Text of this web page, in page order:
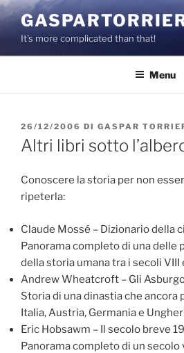
Salta
al
contenuto
It's more complicated than that!
Menu
PUBBLICATO
IL
26/12/2006 DI GASPAR
Altri libri sotto
Conoscere la storia per non
ripeterla:
Claude Mossé – Dizionario della
Panorama completo di una delle
della storia umana tra i secoli VIII
Andrew Wheatcroft – Gli
Storia di una dinastia che ancora
Italia, Austria, Germania e
Eric Hobsawm – Il secolo breve
Panorama completo di un secolo